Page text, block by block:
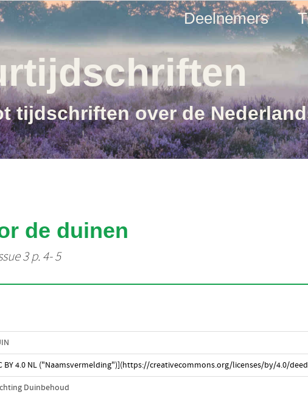
Deelnemers
tijdschriften over de
de duinen
3 p. 4- 5
BY 4.0 NL ("Naamsvermelding")](https://creativecommons.org/licenses/by/4.0/
Duinbehoud